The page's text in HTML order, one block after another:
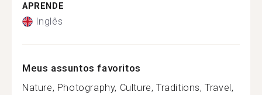
APRENDE
Inglês
Meus assuntos favoritos
Nature, Photography, Culture, Traditions, Travel,